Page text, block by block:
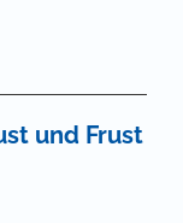
und Frust